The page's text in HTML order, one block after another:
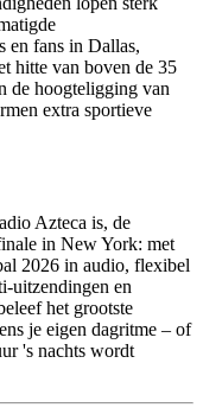
en fans in Dallas,
hitte van boven de 35
de hoogteligging van
extra sportieve
Azteca is, de
in New York: met
2026 in audio, flexibel
uitzendingen en
het grootste
je eigen dagritme – of
's nachts wordt